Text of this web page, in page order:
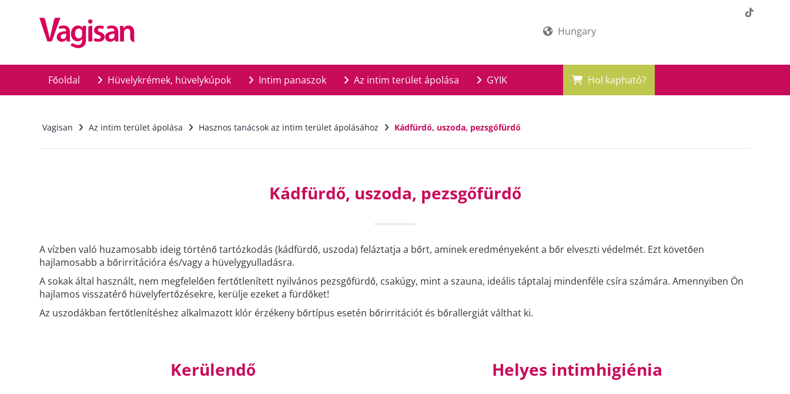
Hungary
Főoldal Hüvelykrémek, hüvelykúpok Intim panaszok Az intim terület ápolása GYIK Hol kapható?
Vagisan Az intim terület ápolása Hasznos tanácsok az intim terület ápolásához Kádfürdő, uszoda, pezsgőfürdő
Kádfürdő, uszoda, pezsgőfürdő
A vízben való huzamosabb ideig történő tartózkodás (kádfürdő, uszoda) feláztatja a bőrt, aminek eredményeként a bőr elveszti védelmét. Ezt követően
hajlamosabb a bőrirritációra és/vagy a hüvelygyulladásra.
A sokak által használt, nem megfelelően fertőtlenített nyilvános pezsgőfürdő, csakúgy, mint a szauna, ideális táptalaj mindenféle csíra számára. Amennyiben Ön
hajlamos visszatérő hüvelyfertőzésekre, kerülje ezeket a fürdőket!
Az uszodákban fertőtlenítéshez alkalmazott klór érzékeny bőrtípus esetén bőrirritációt és bőrallergiát válthat ki.
Kerülendő Helyes intimhigiénia